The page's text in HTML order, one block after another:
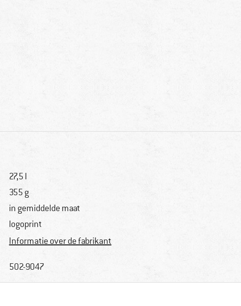
27,5 l
355 g
in gemiddelde maat
logoprint
Informatie over de fabrikant
502-9047